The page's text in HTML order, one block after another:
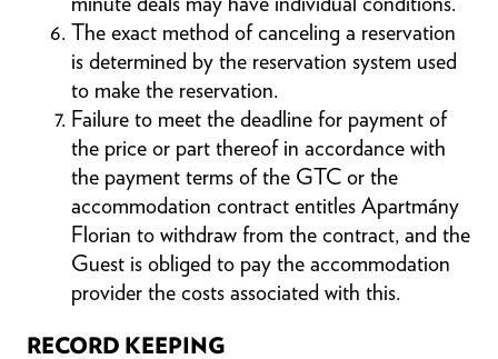
The exact method of canceling a reservation
is determined by the reservation system used
to make the reservation.
Failure to meet the deadline for payment of
the price or part thereof in accordance with
the payment terms of the GTC or the
accommodation contract entitles Apartmány
Florian to withdraw from the contract, and the
Guest is obliged to pay the accommodation
provider the costs associated with this.
RECORD KEEPING